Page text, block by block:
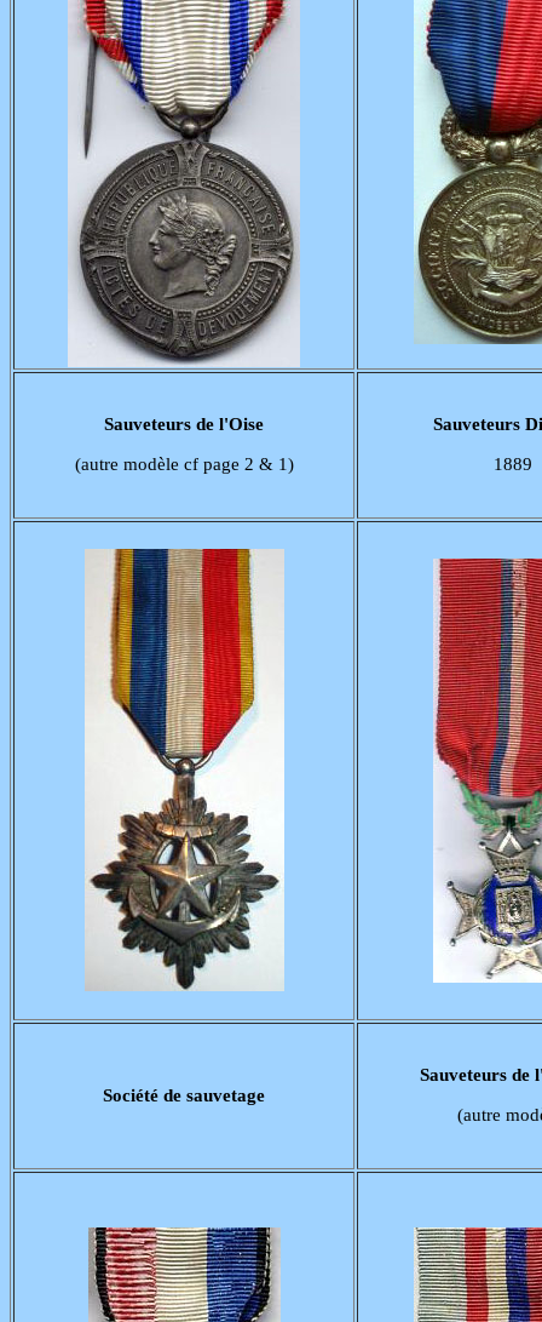
Sauveteurs de l'Oise
(autre modèle cf page 2 & 1)
Sauveteurs
1889
Société de sauvetage
Sauveteurs de
(autre